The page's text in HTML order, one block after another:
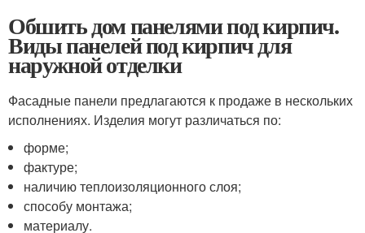
Обшить дом панелями под кирпич.
Виды панелей под кирпич для
наружной отделки
Фасадные панели предлагаются к продаже в нескольких
исполнениях. Изделия могут различаться по:
форме;
фактуре;
наличию теплоизоляционного слоя;
способу монтажа;
материалу.